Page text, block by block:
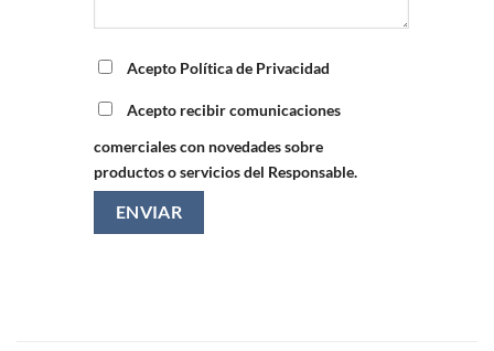
Acepto Política de Privacidad
Acepto recibir comunicaciones
comerciales con novedades sobre
productos o servicios del Responsable.